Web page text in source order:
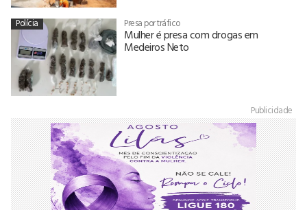
Polícia Presa por tráfico
Mulher é presa com drogas em
Medeiros Neto
Publicidade